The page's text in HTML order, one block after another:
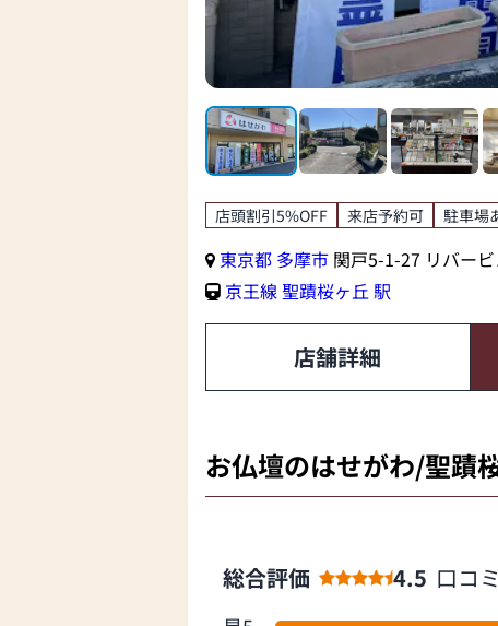
店頭割引5%OFF 来店予約可 駐車場
東京都 多摩市 関戸5-1-27 リバー
京王線聖蹟桜ヶ丘 駅
店舗詳細
お仏壇のはせがわ/聖蹟
総合評価 4.5 口コ